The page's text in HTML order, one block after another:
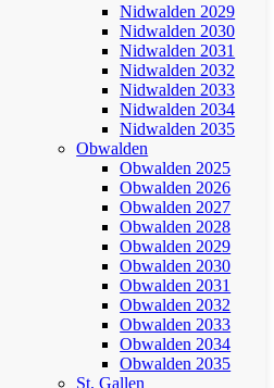
Nidwalden 2029
Nidwalden 2030
Nidwalden 2031
Nidwalden 2032
Nidwalden 2033
Nidwalden 2034
Nidwalden 2035
Obwalden
Obwalden 2025
Obwalden 2026
Obwalden 2027
Obwalden 2028
Obwalden 2029
Obwalden 2030
Obwalden 2031
Obwalden 2032
Obwalden 2033
Obwalden 2034
Obwalden 2035
St. Gallen